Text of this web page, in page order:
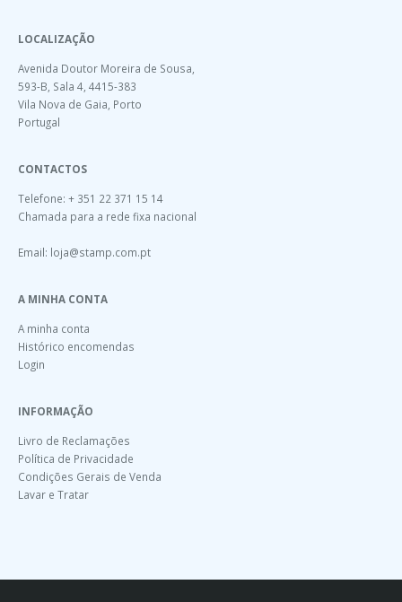
LOCALIZAÇÃO
Avenida Doutor Moreira de Sousa,
593-B, Sala 4, 4415-383
Vila Nova de Gaia, Porto
Portugal
CONTACTOS
Telefone: + 351 22 371 15 14
Chamada para a rede fixa nacional
Email: loja@stamp.com.pt
A MINHA CONTA
A minha conta
Histórico encomendas
Login
INFORMAÇÃO
Livro de Reclamações
Política de Privacidade
Condições Gerais de Venda
Lavar e Tratar